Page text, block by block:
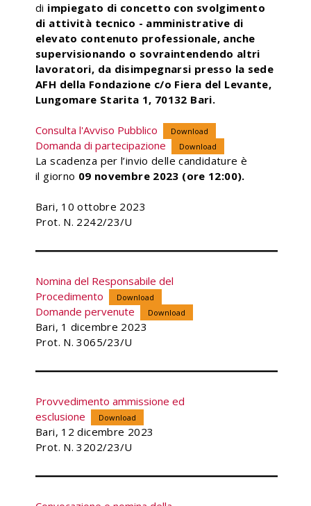
di impiegato di concetto con svolgimento
di attività tecnico - amministrative di
elevato contenuto professionale, anche
supervisionando o sovraintendendo altri
lavoratori, da disimpegnarsi presso la sede
AFH della Fondazione c/o Fiera del Levante,
Lungomare Starita 1, 70132 Bari.
Consulta l'Avviso Pubblico Download
Domanda di partecipazione Download
La scadenza per l’invio delle candidature è
il giorno 09 novembre 2023 (ore 12:00).
Bari, 10 ottobre 2023
Prot. N. 2242/23/U
Nomina del Responsabile del
Procedimento
Download
Domande pervenute Download
Bari, 1 dicembre 2023
Prot. N. 3065/23/U
Provvedimento ammissione ed
esclusione
Download
Bari, 12 dicembre 2023
Prot. N. 3202/23/U